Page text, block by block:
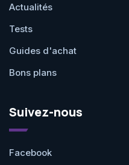
Actualités
Tests
Guides d'achat
Bons plans
Suivez-nous
Facebook